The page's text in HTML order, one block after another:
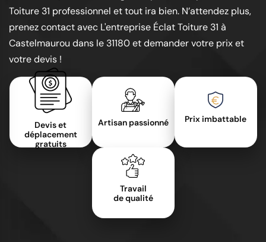
Toiture 31 professionnel et tout ira bien. N’attendez plus,
prenez contact avec L'entreprise Éclat Toiture 31 à
Castelmaurou dans le 31180 et demander votre prix et
votre devis !
Devis et
déplacement
gratuits
Artisan passionné Prix imbattable
Travail
de qualité